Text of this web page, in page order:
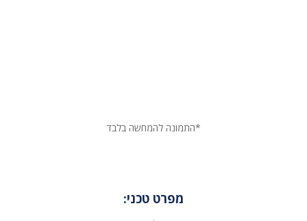
*התמונה להמחשה בלבד
מפרט טכני: